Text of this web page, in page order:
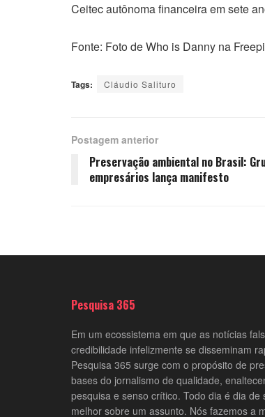
Ceitec autônoma financeira em sete
Fonte: Foto de Who is Danny na
Tags: Cláudio Salituro
Postagem anterior
Preservação ambiental no Brasil:
empresários lança manifesto
Pesquisa 365
Em um ecossistema em que as notícias
credibilidade infelizmente se disseminam
Pesquisa 365 surge com o propósito de
bases do jornalismo de qualidade,
pesquisa e senso crítico. Todo dia é dia de
melhor sobre um assunto. Nós fazemos a